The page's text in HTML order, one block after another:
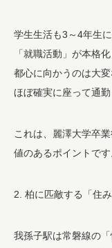
学生生活も3～4年生
「就職活動」が本格
都心に向かうのは大
ほぼ確実に座って通勤
これは、麗澤大学卒
値のあるポイントです
2. 柏に匹敵する「住
我孫子駅は常磐線の